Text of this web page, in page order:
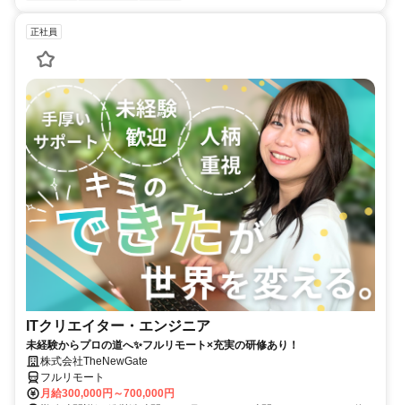
正社員
ITクリエイター・エンジニア
未経験からプロの道へ✨フルリモート×充実の研修あり！
株式会社TheNewGate
フルリモート
月給300,000円～700,000円